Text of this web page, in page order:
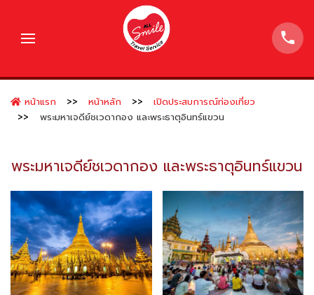
หน้าแรก หน้าหลัก
เปิดประสบการณ์ท่องเที่ยว
พระมหาเจดีย์ชเวดากอง และพระธาตุอินทร์แขวน
พระมหาเจดีย์ชเวดากอง และพระธาตุอินทร์แขวน